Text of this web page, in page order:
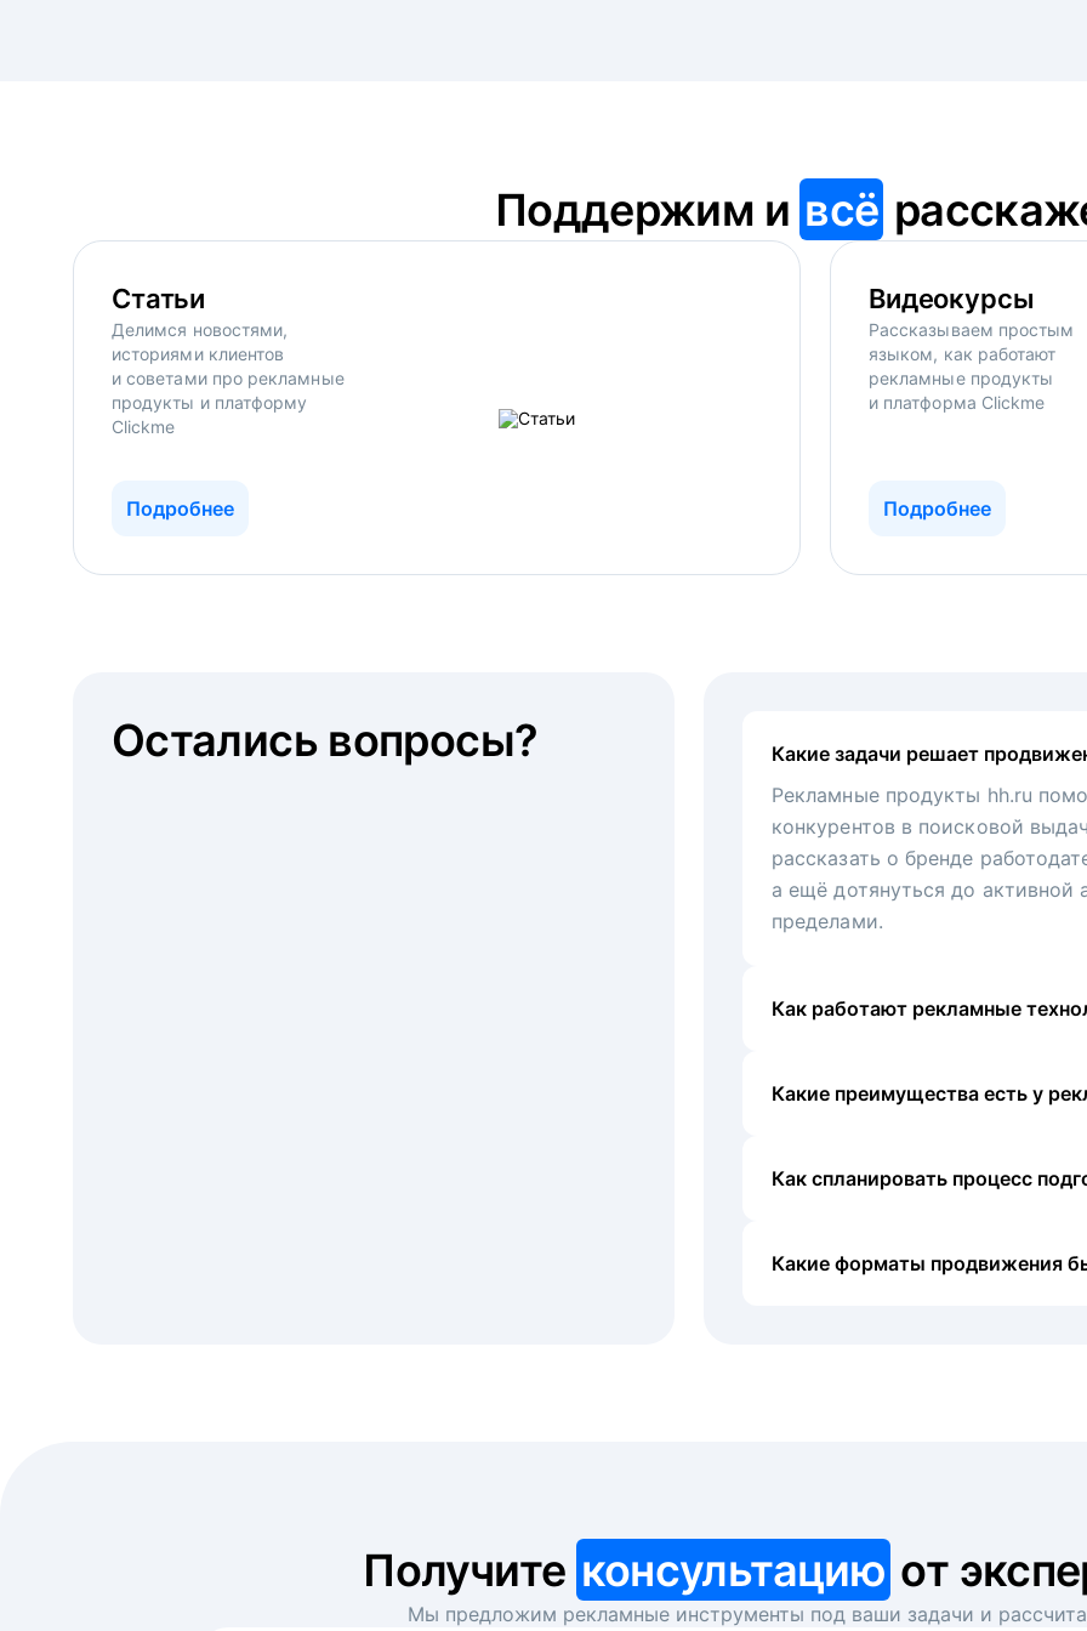
Поддержим и всё
Статьи
Делимся новостями,
историями клиентов
и советами про рекламные
продукты и платформу
Clickme
Подробнее
Видеокурсы
Рассказываем простым
языком, как работают
рекламные продукты
и платформа Clickme
Подробнее
Какие задачи решает
Рекламные продукты hh.ru
конкурентов в поисковой
рассказать о бренде
а ещё дотянуться до активной
пределами.
Как работают рекламные
Какие преимущества есть у
Как спланировать процесс
Какие форматы продвижения
Остались вопросы?
Получите консультацию от
Мы предложим рекламные инструменты под ваши задачи и